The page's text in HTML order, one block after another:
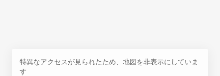
特異なアクセスが見られたため、地図を非表示にしていま
す